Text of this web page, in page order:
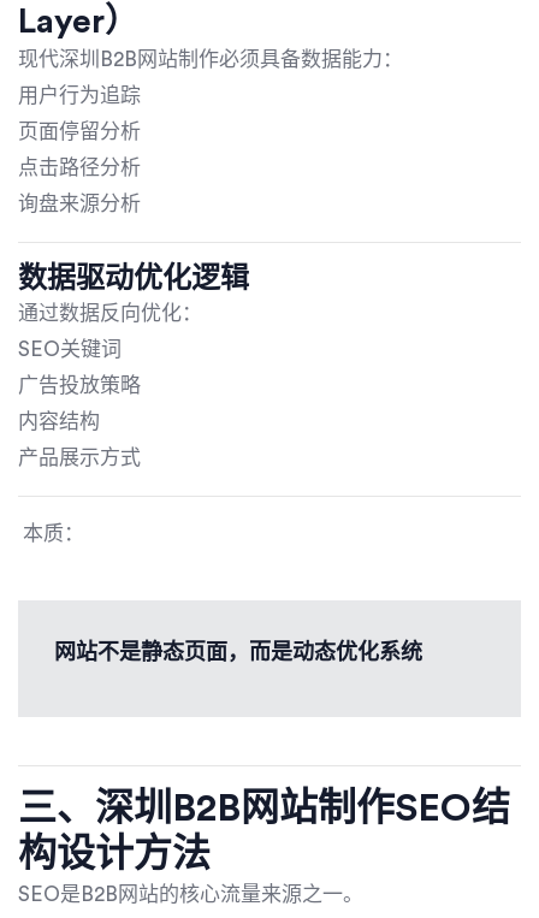
Layer）
现代深圳B2B网站制作必须具备数据能力：
用户行为追踪
页面停留分析
点击路径分析
询盘来源分析
数据驱动优化逻辑
通过数据反向优化：
SEO关键词
广告投放策略
内容结构
产品展示方式
本质：
网站不是静态页面，而是动态优化系统
三、深圳B2B网站制作SEO结
构设计方法
SEO是B2B网站的核心流量来源之一。